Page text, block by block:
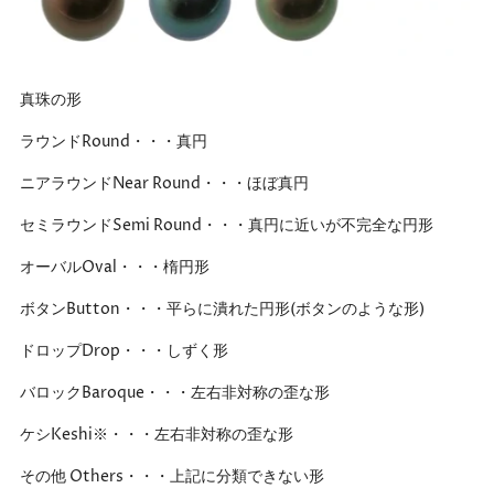
真珠の形
ラウンドRound・・・真円
ニアラウンドNear Round・・・ほぼ真円
セミラウンドSemi Round・・・真円に近いが不完全な円形
オーバルOval・・・楕円形
ボタンButton・・・平らに潰れた円形(ボタンのような形)
ドロップDrop・・・しずく形
バロックBaroque・・・左右非対称の歪な形
ケシKeshi※・・・左右非対称の歪な形
その他 Others・・・上記に分類できない形